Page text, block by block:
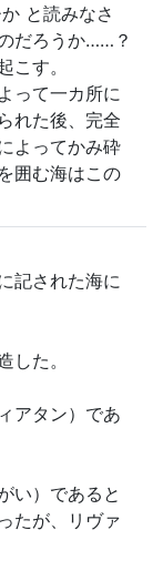
と読みなさ
だろうか……？
こす。
って一カ所に
れた後、完全
よってかみ砕
囲む海はこの
記された海に
した。
アタン）であ
い）であると
たが、リヴァ